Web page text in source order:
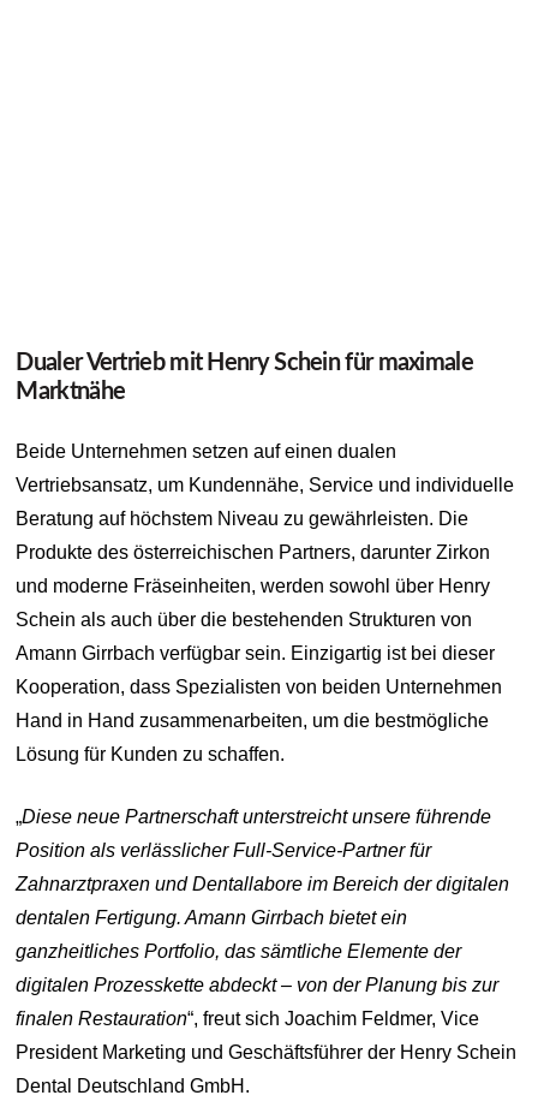
Dualer Vertrieb mit Henry Schein für maximale
Marktnähe
Beide Unternehmen setzen auf einen dualen
Vertriebsansatz, um Kundennähe, Service und individuelle
Beratung auf höchstem Niveau zu gewährleisten. Die
Produkte des österreichischen Partners, darunter Zirkon
und moderne Fräseinheiten, werden sowohl über Henry
Schein als auch über die bestehenden Strukturen von
Amann Girrbach verfügbar sein. Einzigartig ist bei dieser
Kooperation, dass Spezialisten von beiden Unternehmen
Hand in Hand zusammenarbeiten, um die bestmögliche
Lösung für Kunden zu schaffen.
„Diese neue Partnerschaft unterstreicht unsere führende
Position als verlässlicher Full-Service-Partner für
Zahnarztpraxen und Dentallabore im Bereich der digitalen
dentalen Fertigung. Amann Girrbach bietet ein
ganzheitliches Portfolio, das sämtliche Elemente der
digitalen Prozesskette abdeckt – von der Planung bis zur
finalen Restauration“, freut sich Joachim Feldmer, Vice
President Marketing und Geschäftsführer der Henry Schein
Dental Deutschland GmbH.